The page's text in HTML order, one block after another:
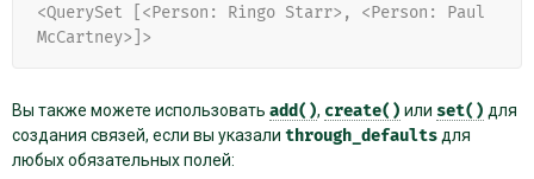
<QuerySet [<Person: Ringo Starr>, <Person: Paul
McCartney>]>
Вы также можете использовать add(), create() или set() для
создания связей, если вы указали through_defaults для
любых обязательных полей: